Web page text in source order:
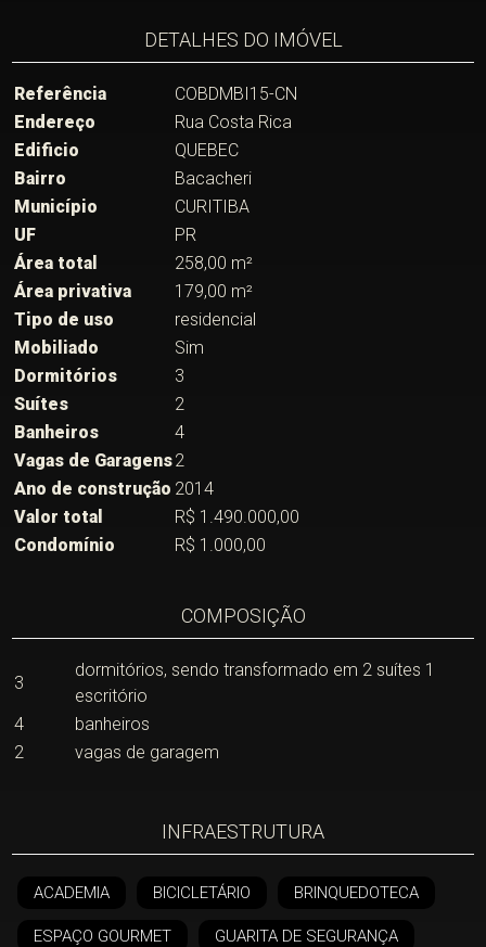
DETALHES DO IMÓVEL
Referência
COBDMBI15-CN
Endereço
Rua Costa Rica
Edificio
QUEBEC
Bairro
Bacacheri
Município
CURITIBA
UF
PR
Área total
258,00 m²
Área privativa
179,00 m²
Tipo de uso
residencial
Mobiliado
Sim
Dormitórios
3
Suítes
2
Banheiros
4
Vagas de Garagens2
Ano de construção 2014
Valor total
R$ 1.490.000,00
Condomínio
R$ 1.000,00
COMPOSIÇÃO
3
dormitórios, sendo transformado em 2 suítes 1
escritório
4
banheiros
2
vagas de garagem
INFRAESTRUTURA
ACADEMIA BICICLETÁRIO BRINQUEDOTECA
ESPAÇO GOURMET GUARITA DE SEGURANÇA